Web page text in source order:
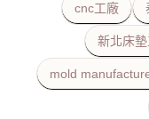
cnc工廠
新北床
mold